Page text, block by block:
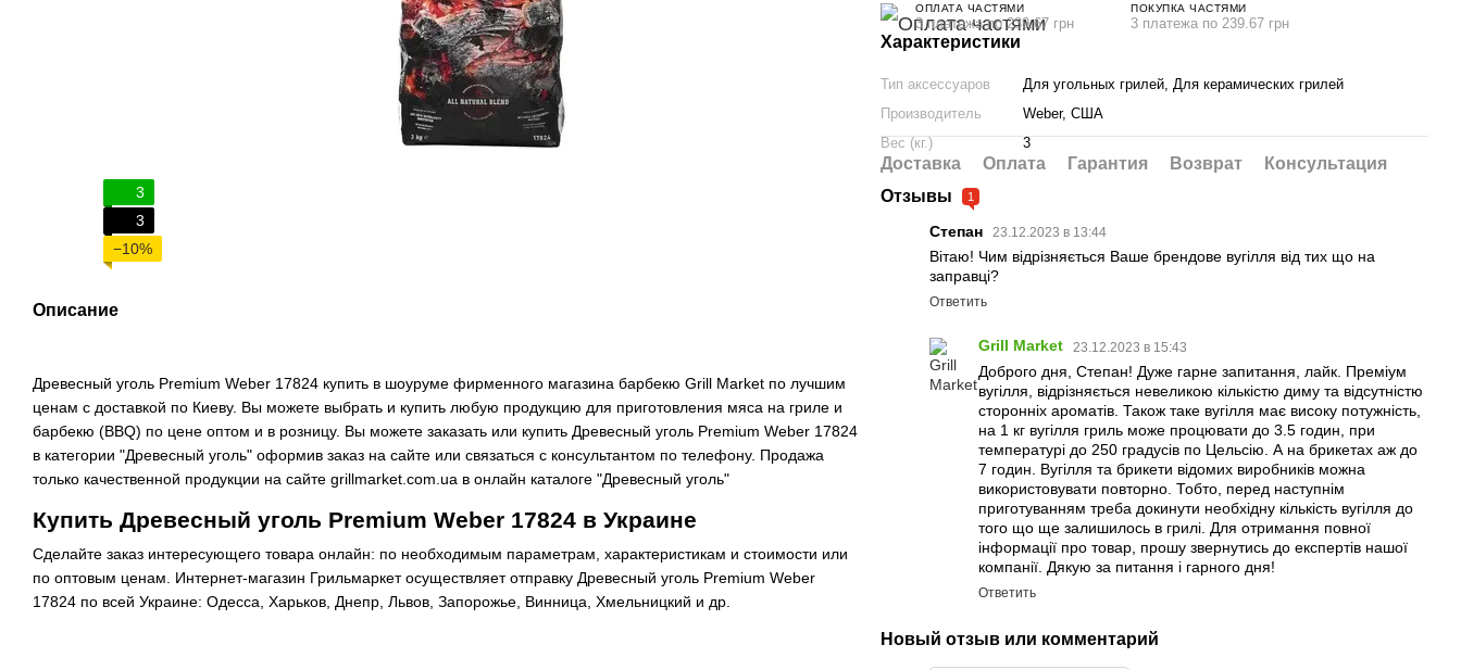
3
3
−10%
Описание
Древесный уголь Premium Weber 17824 купить в шоуруме фирменного магазина барбекю Grill Market по лучшим
ценам с доставкой по Киеву. Вы можете выбрать и купить любую продукцию для приготовления мяса на гриле и
барбекю (BBQ) по цене оптом и в розницу. Вы можете заказать или купить Древесный уголь Premium Weber 17824
в категории "Древесный уголь" оформив заказ на сайте или связаться с консультантом по телефону. Продажа
только качественной продукции на сайте grillmarket.com.ua в онлайн каталоге "Древесный уголь"
Купить Древесный уголь Premium Weber 17824 в Украине
Сделайте заказ интересующего товара онлайн: по необходимым параметрам, характеристикам и стоимости или
по оптовым ценам. Интернет-магазин Грильмаркет осуществляет отправку Древесный уголь Premium Weber
17824 по всей Украине: Одесса, Харьков, Днепр, Львов, Запорожье, Винница, Хмельницкий и др.
ОПЛАТА ЧАСТЯМИ
3 платежа по 239.67 грн
ПОКУПКА ЧАСТЯМИ
3 платежа по 239.67 грн
Характеристики
Тип аксессуаров
Для угольных грилей, Для керамических грилей
Производитель
Weber, США
Вес (кг.)
3
Доставка Оплата Гарантия Возврат
Консультация
Отзывы
1
Степан 23.12.2023 в 13:44
Вітаю! Чим відрізняється Ваше брендове вугілля від тих що на
заправці?
Ответить
Grill Market 23.12.2023 в 15:43
Доброго дня, Степан! Дуже гарне запитання, лайк. Преміум
вугілля, відрізняється невеликою кількістю диму та відсутністю
сторонніх ароматів. Також таке вугілля має високу потужність,
на 1 кг вугілля гриль може процювати до 3.5 годин, при
температурі до 250 градусів по Цельсію. А на брикетах аж до
7 годин. Вугілля та брикети відомих виробників можна
використовувати повторно. Тобто, перед наступнім
приготуванням треба докинути необхідну кількість вугілля до
того що ще залишилось в грилі. Для отримання повної
інформації про товар, прошу звернутись до експертів нашої
компанії. Дякую за питання і гарного дня!
Ответить
Новый отзыв или комментарий